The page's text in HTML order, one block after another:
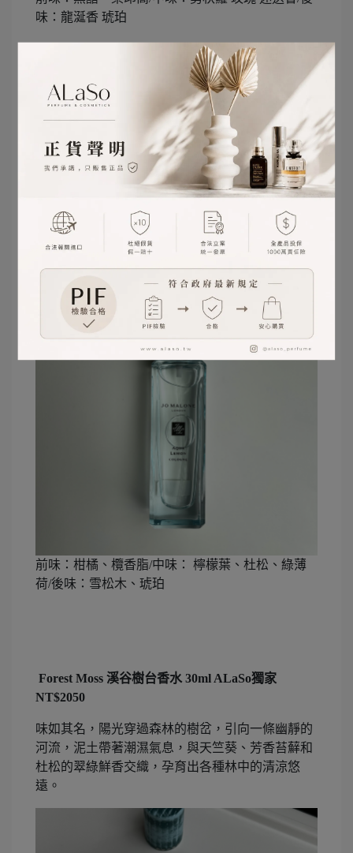
味：龍涎香 琥珀
Aqua Lemon 池畔檸檬葉香水 30ml ALaSo獨家
NT$2050
以英國盛行的大自然野外游泳為靈感，在明亮的藍
色泳池晨泳，空氣中瀰漫著柑橘與充滿朝氣的綠薄
荷，氣息縈繞不散，伴隨著杜松的內斂，為整體帶
來一絲暖意。
前味：柑橘、欖香脂/中味： 檸檬葉、杜松、綠薄
荷/後味：雪松木、琥珀
Forest Moss 溪谷樹台香水 30ml ALaSo獨家
NT$2050
味如其名，陽光穿過森林的樹岔，引向一條幽靜的
河流，泥土帶著潮濕氣息，與天竺葵、芳香苔蘚和
杜松的翠綠鮮香交織，孕育出各種林中的清涼悠
遠。